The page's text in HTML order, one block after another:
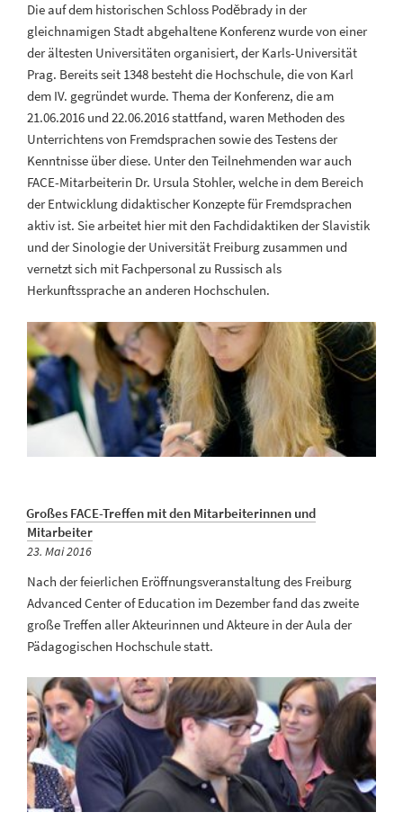
Die auf dem historischen Schloss Poděbrady in der
gleichnamigen Stadt abgehaltene Konferenz wurde von einer
der ältesten Universitäten organisiert, der Karls-Universität
Prag. Bereits seit 1348 besteht die Hochschule, die von Karl
dem IV. gegründet wurde. Thema der Konferenz, die am
21.06.2016 und 22.06.2016 stattfand, waren Methoden des
Unterrichtens von Fremdsprachen sowie des Testens der
Kenntnisse über diese. Unter den Teilnehmenden war auch
FACE-Mitarbeiterin Dr. Ursula Stohler, welche in dem Bereich
der Entwicklung didaktischer Konzepte für Fremdsprachen
aktiv ist. Sie arbeitet hier mit den Fachdidaktiken der Slavistik
und der Sinologie der Universität Freiburg zusammen und
vernetzt sich mit Fachpersonal zu Russisch als
Herkunftssprache an anderen Hochschulen.
Großes FACE-Treffen mit den Mitarbeiterinnen und
Mitarbeiter
Veröffentlicht
23. Mai 2016
Nach der feierlichen Eröffnungsveranstaltung des Freiburg
Advanced Center of Education im Dezember fand das zweite
große Treffen aller Akteurinnen und Akteure in der Aula der
Pädagogischen Hochschule statt.